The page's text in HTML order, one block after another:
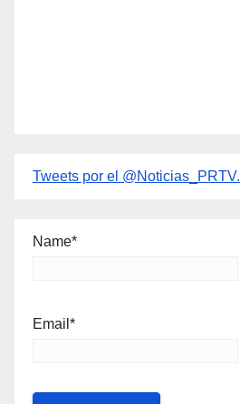
Tweets por el @Noticias_PRTV.
Name*
Email*